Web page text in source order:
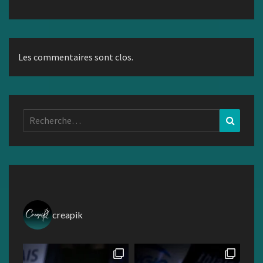
Les commentaires sont clos.
Rechercher :
creapik